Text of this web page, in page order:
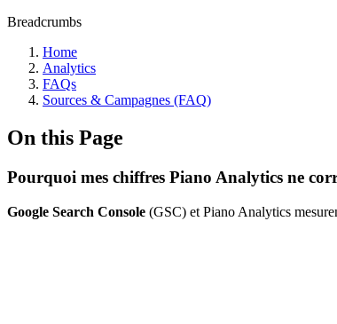
Breadcrumbs
Home
Analytics
FAQs
Sources & Campagnes (FAQ)
On this Page
Pourquoi mes chiffres Piano Analytics ne
Google Search Console (GSC) et Piano Analytics